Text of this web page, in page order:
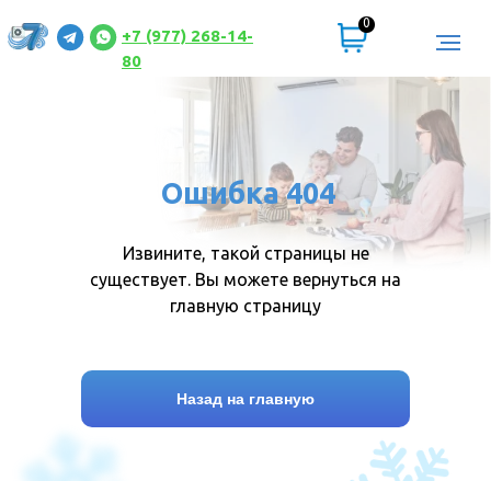
+7 (977) 268-14-
80
0
Ошибка 404
Извините, такой страницы не
существует. Вы можете вернуться на
главную страницу
Назад на главную